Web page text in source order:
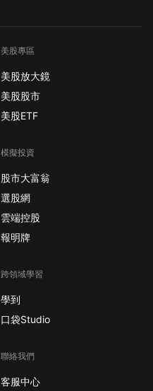
美股專區
美股放大鏡
美股股市
美股ETF
模擬投資
股市大富翁
選股網
雲端控股
報明牌
跨領域學習
學到
口袋Studio
聯絡我們
客服中心